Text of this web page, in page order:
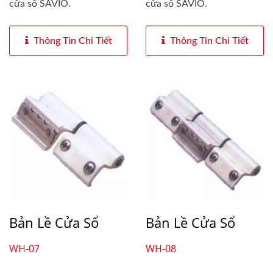
cửa sổ SAVIO.
Thông Tin Chi Tiết
cửa sổ SAVIO.
Thông Tin Chi Tiết
Bản Lề Cửa Sổ
WH-07
Bản Lề Cửa Sổ
WH-08